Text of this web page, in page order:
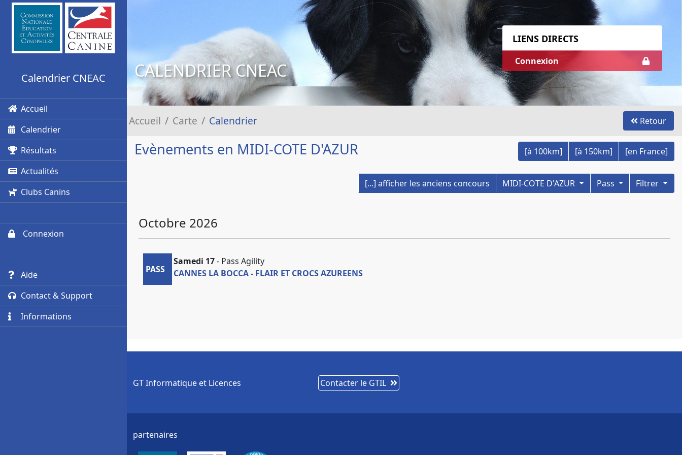
Calendrier CNEAC
Accueil
Calendrier
Résultats
Actualités
Clubs Canins
Connexion
Aide
Contact & Support
Informations
CALENDRIER CNEAC
LIENS DIRECTS
Connexion
Accueil Carte Calendrier Retour
Evènements en MIDI-COTE D'AZUR [à 100km] [à 150km] [en France]
[...] afficher les anciens concours MIDI-COTE D'AZUR Pass Filtrer
Octobre 2026
PASS
Samedi 17- Pass Agility
CANNES LA BOCCA - FLAIR ET CROCS AZUREENS
GT Informatique et Licences Contacter le GTIL
partenaires